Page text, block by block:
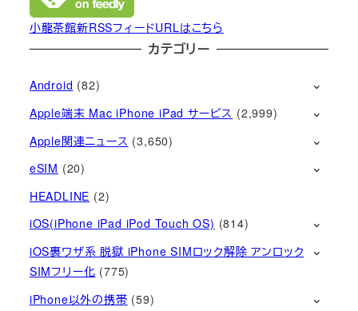
小龍茶館新RSSフィードURLはこちら
カテゴリー
Android (82)
Apple端末 Mac iPhone iPad サービス (2,999)
Apple関連ニュース (3,650)
eSIM (20)
HEADLINE (2)
iOS(iPhone iPad iPod Touch OS) (814)
iOS裏ワザ系 脱獄 iPhone SIMロック解除 アンロック
SIMフリー化 (775)
iPhone以外の携帯 (59)